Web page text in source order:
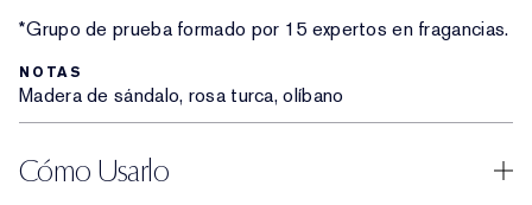
*Grupo de prueba formado por 15 expertos en fragancias.
NOTAS
Madera de sándalo, rosa turca, olíbano
Cómo Usarlo